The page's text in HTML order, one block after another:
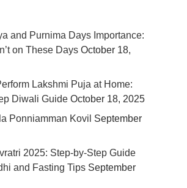
and Purnima Days Importance:
on These Days October 18,
Lakshmi Puja at Home:
Diwali Guide October 18, 2025
Ponniamman Kovil September
2025: Step-by-Step Guide
and Fasting Tips September